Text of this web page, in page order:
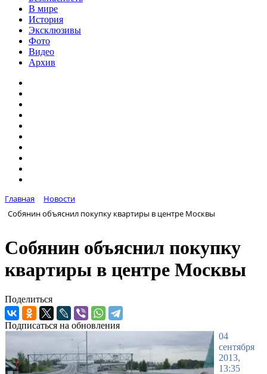
В мире
История
Эксклюзивы
Фото
Видео
Архив
Главная
Новости
Собянин объяснил покупку квартиры в центре Москвы
Собянин объяснил покупку
квартиры в центре Москвы
Поделиться
Подписаться на обновления
04
сентября
2013,
13:35